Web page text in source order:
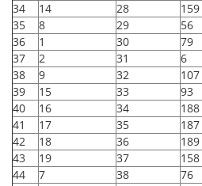
34
14 28 159
35
8 29 56
36
1 30 79
37
2 31 6
38
9 32 107
39
15 33 93
40
16 34 188
41
17 35 187
42
18 36 189
43
19 37 158
44
7 38 76